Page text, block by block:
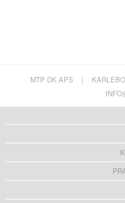
MTP DK APS |